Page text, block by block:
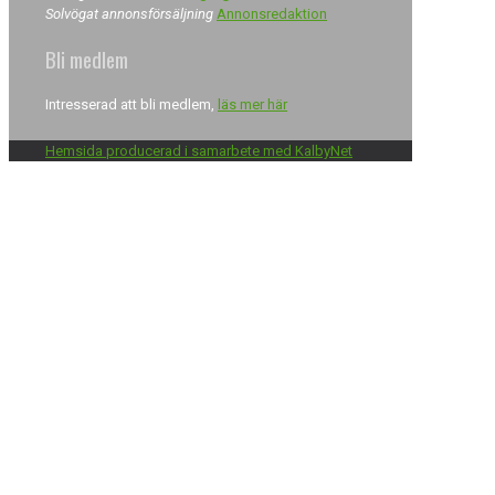
Solvögat annonsförsäljning Annonsredaktion
Bli medlem
Intresserad att bli medlem, läs mer här
Hemsida producerad i samarbete med KalbyNet